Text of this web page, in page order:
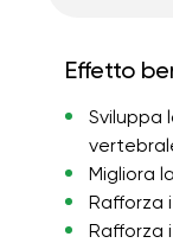
Effetto
Sviluppa
Migliora
Rafforza
Rafforza